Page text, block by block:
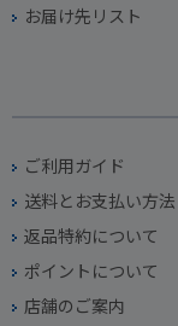
お届け先リスト
ご利用ガイド
送料とお支払い方法
返品特約について
ポイントについて
店舗のご案内